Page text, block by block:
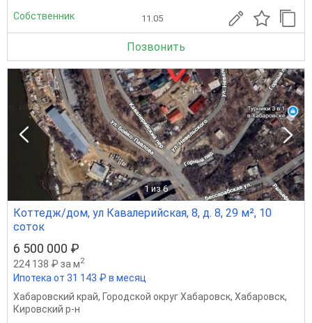
Собственник 11.05
Позвонить
1 из 6
Коттедж/дом, ул Кавалерийская, 8, д. 8, 29 м², 10
соток
6 500 000 ₽
224 138 ₽ за м2
Ипотека от 31 143 ₽ в месяц
Хабаровский край, Городской округ Хабаровск, Хабаровск,
Кировский р-н